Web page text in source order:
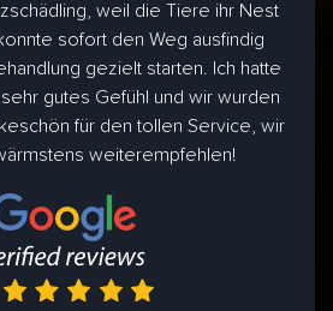
weil die Tiere ihr Nest
sofort den Weg ausfindig
gezielt starten. Ich hatte
gutes Gefühl und wir wurden
für den tollen Service, wir
weiterempfehlen!